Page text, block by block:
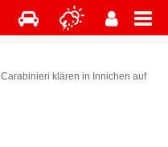
klären in Innichen auf